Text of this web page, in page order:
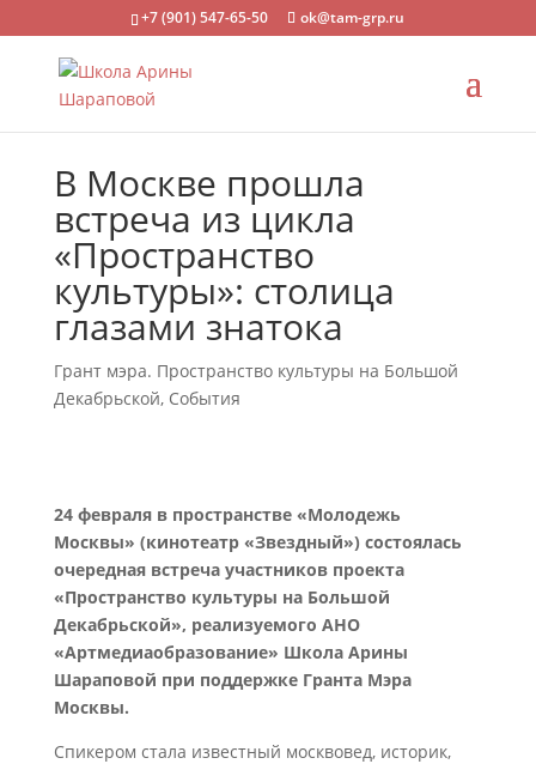
+7 (901) 547-65-50 ok@tam-grp.ru
В Москве прошла
встреча из цикла
«Пространство
культуры»: столица
глазами знатока
Грант мэра. Пространство культуры на Большой
Декабрьской, События
24 февраля в пространстве «Молодежь
Москвы» (кинотеатр «Звездный») состоялась
очередная встреча участников проекта
«Пространство культуры на Большой
Декабрьской», реализуемого АНО
«Артмедиаобразование» Школа Арины
Шараповой при поддержке Гранта Мэра
Москвы.
Спикером стала известный москвовед, историк,